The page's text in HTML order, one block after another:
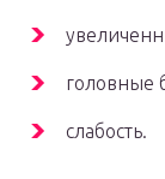
головные
слабость.